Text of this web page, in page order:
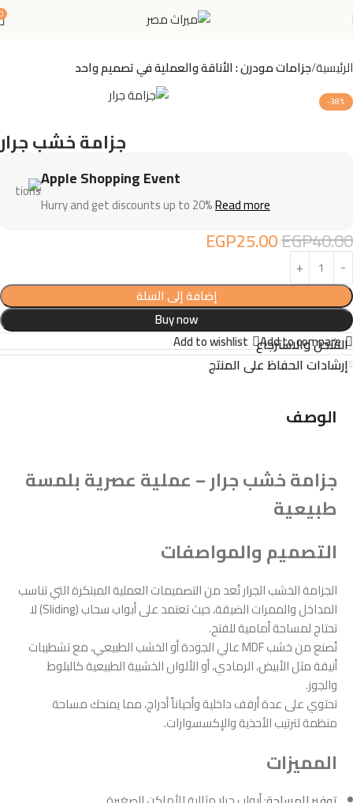
الرئيسية جزامات مودرن : الأناقة والعملية في تصميم واحد
-38%
جزامة خشب جرار
Apple Shopping Event
Hurry and get discounts up to 20%Read more
EGP40.00
EGP25.00
إضافة إلى السلة
Buy now
Add to compare
Add to wishlist الشحن والاسترجاع
إرشادات الحفاظ على المنتج
الوصف
جزامة خشب جرار – عملية عصرية بلمسة
طبيعية
التصميم والمواصفات
الجزامة الخشب الجرار تُعد من التصميمات العملية المبتكرة التي تناسب
المداخل والممرات الضيقة، حيث تعتمد على أبواب سحاب (Sliding) لا
تحتاج لمساحة أمامية للفتح.
تُصنع من خشب MDF عالي الجودة أو الخشب الطبيعي، مع تشطيبات
أنيقة مثل الأبيض، الرمادي، أو الألوان الخشبية الطبيعية كالبلوط
والجوز.
تحتوي على عدة أرفف داخلية وأحياناً أدراج، مما يمنحك مساحة
منظمة لترتيب الأحذية والإكسسوارات.
المميزات